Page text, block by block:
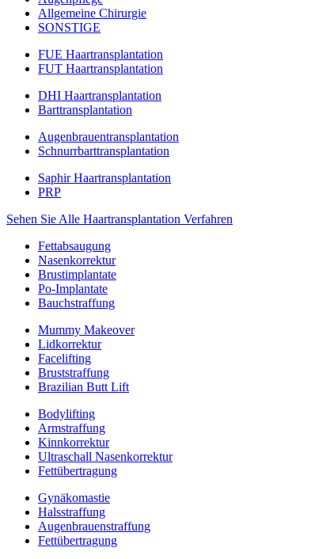
Allgemeine Chirurgie
SONSTIGE
FUE Haartransplantation
FUT Haartransplantation
DHI Haartransplantation
Barttransplantation
Augenbrauentransplantation
Schnurrbarttransplantation
Saphir Haartransplantation
PRP
Sehen Sie Alle Haartransplantation Verfahren
Fettabsaugung
Nasenkorrektur
Brustimplantate
Po-Implantate
Bauchstraffung
Mummy Makeover
Lidkorrektur
Facelifting
Bruststraffung
Brazilian Butt Lift
Bodylifting
Armstraffung
Kinnkorrektur
Ultraschall Nasenkorrektur
Fettübertragung
Gynäkomastie
Halsstraffung
Augenbrauenstraffung
Fettübertragung